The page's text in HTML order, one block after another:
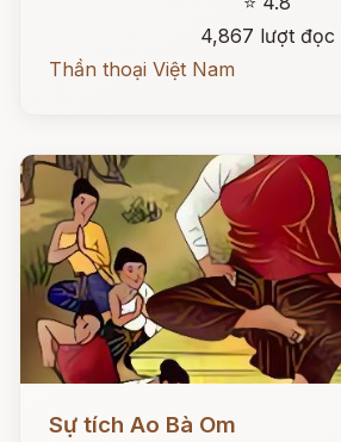
4,867 lượt đọc
Thần thoại Việt Nam
Sự tích Ao Bà Om